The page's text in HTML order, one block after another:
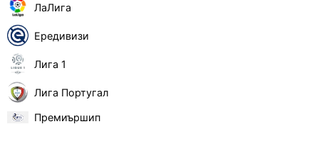
ЛаЛига
Ередивизи
Лига 1
Лига Португал
Премиършип